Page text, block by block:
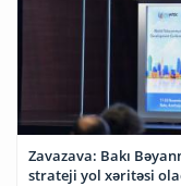
Zavazava: Bakı
strateji yol xəritəsi